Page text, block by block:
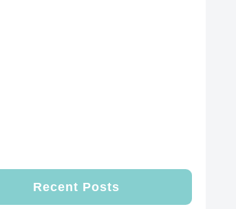
Recent Posts